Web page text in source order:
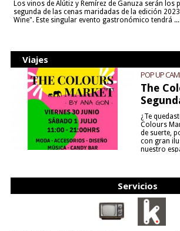
Los vinos de Alútiz y Remírez de Ganuza serán los
segunda de las cenas maridadas de la edición
Wine". Este singular evento gastronómico tendrá ...
Viajes
POP UP
The
¿Te
Colours
de suerte,
con gran
nuestro
Servicios